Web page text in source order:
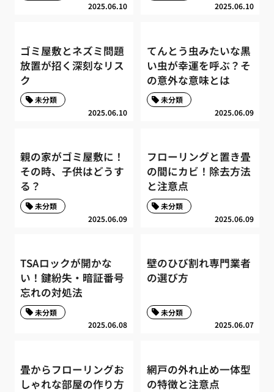
2025.06.10 2025.06.10
ゴミ屋敷とネズミ問題
放置が招く深刻なリス
ク
2025.06.10
未分類
てんとう虫みたいな黒
い虫が幸運を呼ぶ？そ
の意外な意味とは
2025.06.09
未分類
親の家がゴミ屋敷に！
その時、子供はどうす
る？
2025.06.09
未分類
フローリングと置き畳
の間にカビ！除去方法
と注意点
2025.06.09
未分類
TSAロックが開かな
い！鍵紛失・暗証番号
忘れの対処法
2025.06.08
未分類
壁のひび割れ専門業者
の選び方
2025.06.07
未分類
畳からフローリングお
しゃれな部屋の作り方
網戸の外れ止め一体型
の特徴と注意点